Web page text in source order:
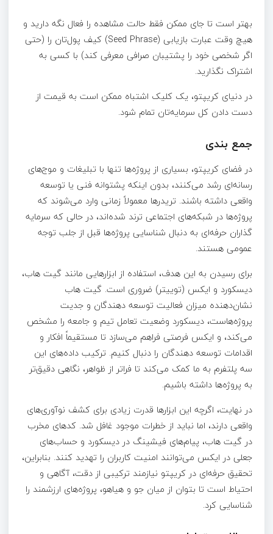
بهتر است تا جای ممکن فقط حالت مشاهده را فعال نگه دارید و
هیچ وقت عبارت بازیابی (Seed Phrase) کیف پول‌تان را (حتی
اگر شخصی خود را پشتیبان صرافی معرفی کند) با کسی به
اشتراک نگذارید.
در دنیای کریپتو، یک کلیک اشتباه ممکن است به قیمت از
دست دادن کل سرمایه‌تان تمام شود.
جمع بندی
در فضای کریپتو، بسیاری از پروژه‌ها تنها با تبلیغات و موج‌های
رسانه‌ای رشد می‌کنند، بدون اینکه پشتوانه فنی یا توسعه
واقعی داشته باشند. تریدرها معمولاً زمانی وارد می‌شوند که
پروژه‌ها در شبکه‌های اجتماعی ترند شده‌اند، در حالی که سرمایه‌
گذاران حرفه‌ای به دنبال شناسایی پروژه‌ها قبل از جلب توجه
عمومی هستند.
برای رسیدن به این هدف، استفاده از ابزارهایی مانند گیت هاب،
دیسکورد و ایکس (توییتر) ضروری است. گیت هاب
نشان‌دهنده میزان فعالیت توسعه دهندگان و جدیت
پروژه‌هاست، دیسکورد وضعیت تعامل تیم و جامعه را مشخص
می‌کند، و ایکس فرصتی فراهم می‌سازد تا مستقیماً افکار و
اقدامات توسعه دهندگان را دنبال کنیم. ترکیب داده‌های این
سه پلتفرم به ما کمک می‌کند تا فراتر از ظواهر، نگاهی دقیق‌تر
به پروژه‌ها داشته باشیم.
در نهایت، اگرچه این ابزارها قدرت زیادی برای کشف نوآوری‌های
واقعی دارند، اما نباید از خطرات موجود غافل شد. کدهای مخرب
در گیت هاب، پیام‌های فیشینگ در دیسکورد و حساب‌های
جعلی در ایکس می‌توانند امنیت کاربران را تهدید کنند. بنابراین،
تحقیق حرفه‌ای در کریپتو نیازمند ترکیبی از دقت، آگاهی و
احتیاط است تا بتوان از میان جو و هیاهو، پروژه‌های ارزشمند را
شناسایی کرد.